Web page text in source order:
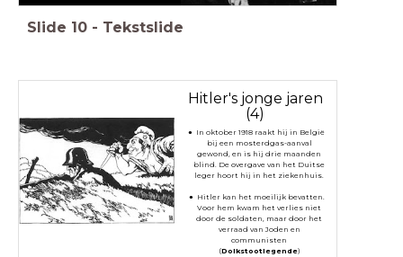
Slide 10 - Tekstslide
Hitler's jonge jaren
(4)
In oktober 1918 raakt hij in België
bij een mosterdgas-aanval
gewond, en is hij drie maanden
blind. De overgave van het Duitse
leger hoort hij in het ziekenhuis.
Hitler kan het moeilijk bevatten.
Voor hem kwam het verlies niet
door de soldaten, maar door het
verraad van Joden en
communisten
(Dolkstootlegende)